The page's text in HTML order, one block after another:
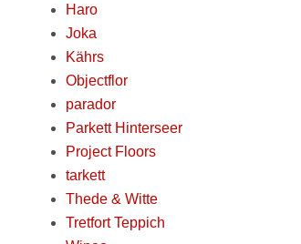
Haro
Joka
Kährs
Objectflor
parador
Parkett Hinterseer
Project Floors
tarkett
Thede & Witte
Tretfort Teppich